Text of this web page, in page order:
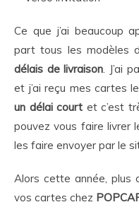
Ce que j’ai beaucoup
part tous les modèles
délais de livraison . J’ai
et j’ai reçu mes cartes
un délai court et c’est
pouvez vous faire livrer
les faire envoyer par le
Alors cette année, plus
vos cartes chez